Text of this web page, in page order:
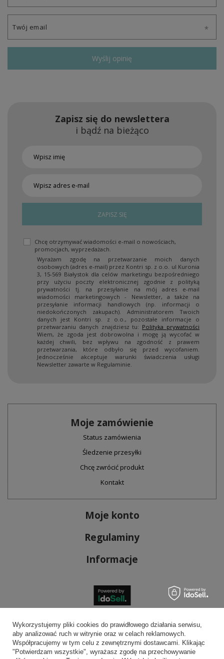
Twój email
Wyślij opinię
Zapisz się do newslettera
i bądź na bieżąco
ZAPISZ SIĘ
Chcę otrzymywać wiadomości e-mail o nowościach,
promocjach, wyprzedażach.
Wyrażam zgodę na przetwarzanie moich danych
osobowych (adres e-mail) przez Kontri sp. z o.o. ul Kuronia
3, 15-569 Białystok dla celów marketingu bezpośredniego
przy użyciu poczty elektronicznej zgodnie z polityką
prywatności tj. na przesyłanie na mój adres e-mail
wiadomości marketingowych - Newsletter, a także na
przesyłanie informacji handlowych (np. informacji o
niedokończonych zakupach). Administratorem Twoich
danych jest Kontri sp. z o.o., pozostałe informacje o
przetwarzaniu danych znajdziesz tu: Polityka prywatności
Wiem, że zgoda jest dobrowolna i mogę ją wycofać w
każdej chwili, bez wpływu na zgodność z prawem
przetwarzania, które odbyło się przed wycofaniem.
Jednocześnie akceptuje warunki świadczenia usługi
Newsletter zawarte w Regulaminie.
Moje zamówienie
Status zamówienia
Śledzenie przesyłki
Chcę zwrócić produkt
Kontakt
Moje konto
Regulaminy
Informacje
Bezpieczne płatności
Wykorzystujemy pliki cookies do prawidłowego działania serwisu,
aby analizować ruch w witrynie oraz w celach reklamowych.
Współpracujemy w tym celu z zewnętrznymi dostawcami. Klikając
"Potwierdzam wszystkie", wyrażasz zgodę na przechowywanie